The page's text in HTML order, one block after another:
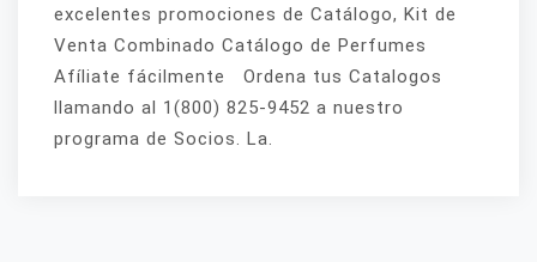
excelentes promociones de Catálogo, Kit de
Venta Combinado Catálogo de Perfumes
Afíliate fácilmente Ordena tus Catalogos
llamando al 1(800) 825-9452 a nuestro
programa de Socios. La.